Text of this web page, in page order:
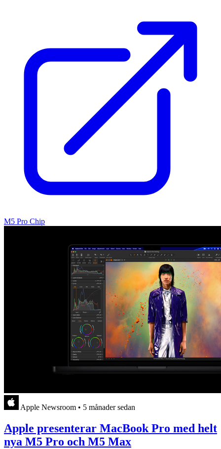
M5 Pro Chip
Apple Newsroom • 5 månader sedan
Apple presenterar MacBook Pro med helt
nya M5 Pro och M5 Max